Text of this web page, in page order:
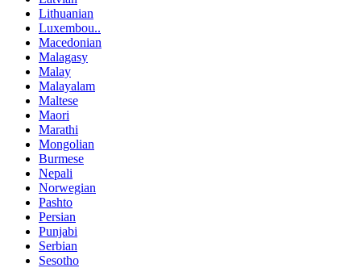
Lithuanian
Luxembou..
Macedonian
Malagasy
Malay
Malayalam
Maltese
Maori
Marathi
Mongolian
Burmese
Nepali
Norwegian
Pashto
Persian
Punjabi
Serbian
Sesotho